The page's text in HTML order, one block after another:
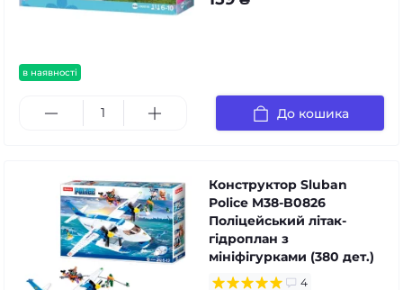
в наявності
До кошика
Конструктор Sluban
Police M38-B0826
Поліцейський літак-
гідроплан з
мініфігурками (380 дет.)
4